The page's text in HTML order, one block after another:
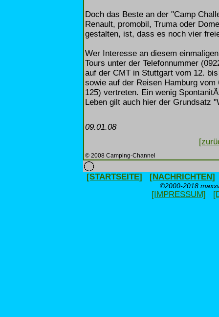
Doch das Beste an der "Camp
Renault, promobil, Truma oder
gestalten, ist, dass es noch vier
Wer Interesse an diesem
Tours unter der Telefonnummer
auf der CMT in Stuttgart vom 12.
sowie auf der Reisen Hamburg
125) vertreten. Ein wenig
Leben gilt auch hier der Grundsatz
09.01.08
© 2008 Camping-Channel
[STARTSEITE] [NACHRICHTEN]
©2000-2018
[IMPRESSUM]